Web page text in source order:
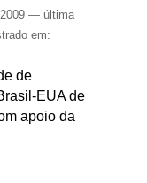
— última
em:
de
EUA de
apoio da